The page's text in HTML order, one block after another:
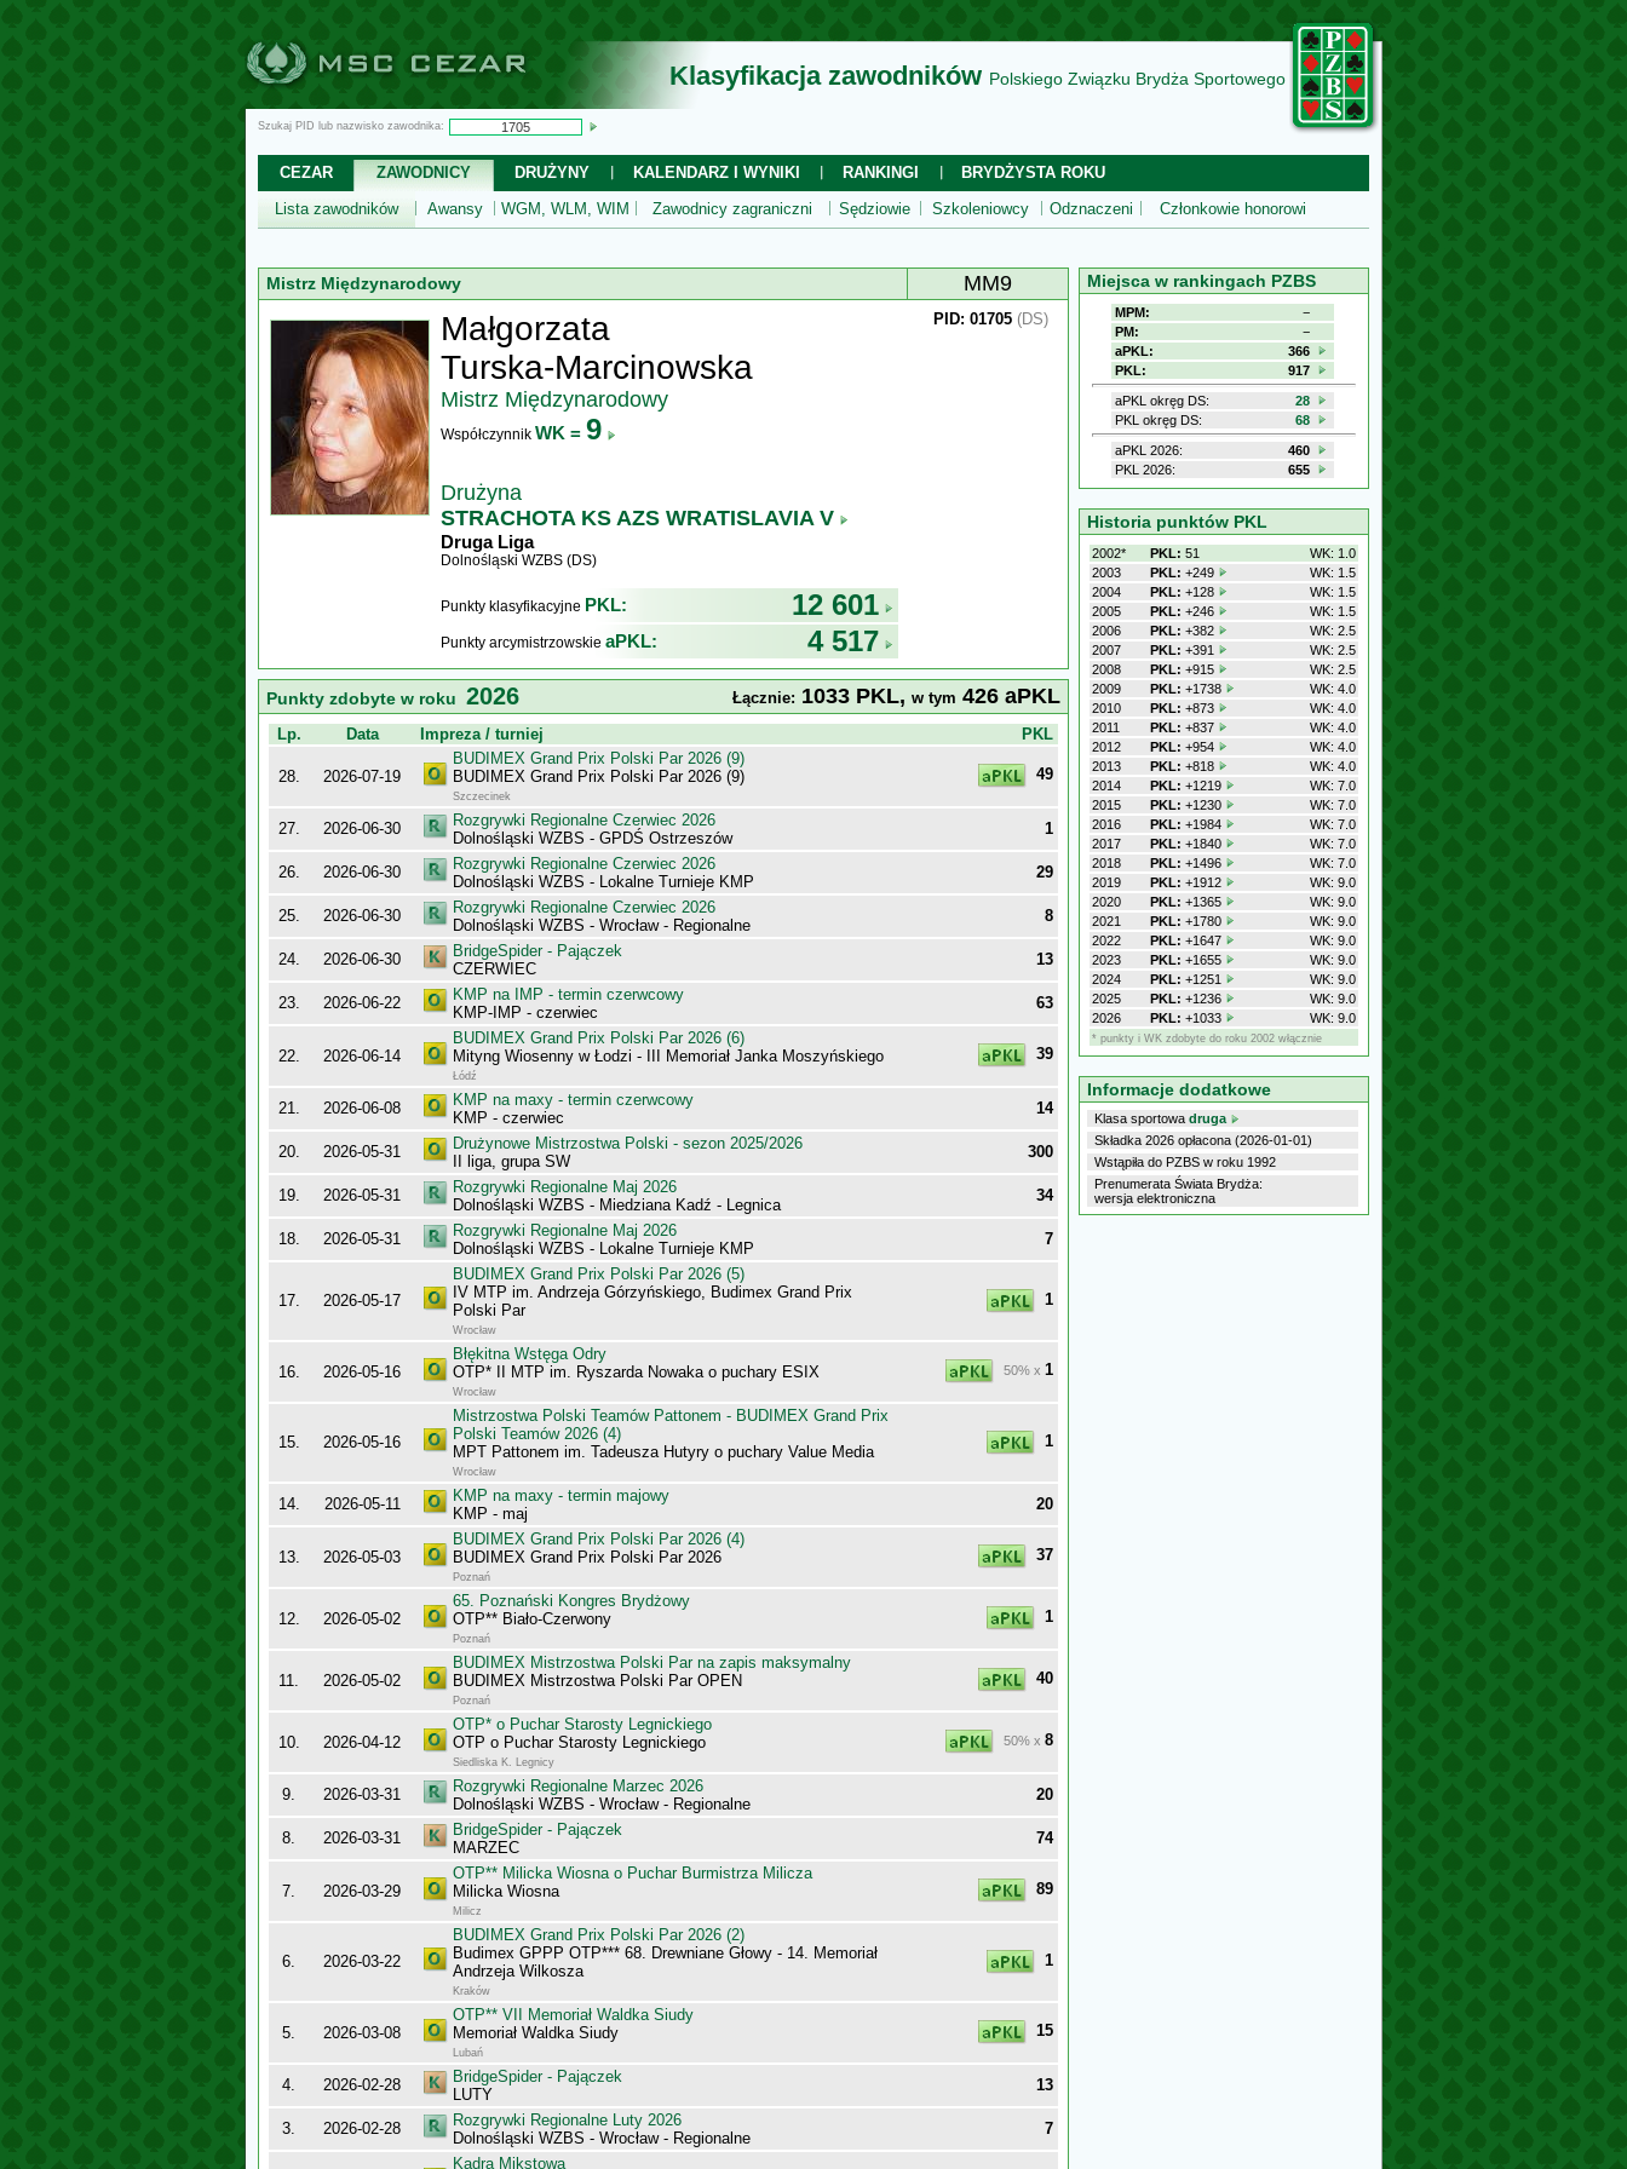
Klasyfikacja zawodników Polskiego Związku Brydża Sportowego
Szukaj PID lub nazwisko zawodnika:
CEZAR ZAWODNICY DRUŻYNY KALENDARZ I WYNIKI RANKINGI
BRYDŻYSTA ROKU
Lista zawodników
Awansy WGM, WLM, WIM Zawodnicy zagraniczni Sędziowie Szkoleniowcy Odznaczeni Członkowie honorowi
Mistrz Międzynarodowy MM9
Małgorzata
Turska-Marcinowska
Mistrz Międzynarodowy
Współczynnik WK = 9
Drużyna
STRACHOTA KS AZS WRATISLAVIA V
Druga Liga
Dolnośląski WZBS (DS)
Punkty klasyfikacyjne PKL: 12 601
Punkty arcymistrzowskie aPKL: 4 517
PID: 01705 (DS)
Punkty zdobyte w roku 2026 Łącznie: 1033 PKL, w tym 426 aPKL
Lp. Data Impreza / turniej PKL
28. 2026-07-19
BUDIMEX Grand Prix Polski Par 2026 (9)
BUDIMEX Grand Prix Polski Par 2026 (9)
Szczecinek
49
27. 2026-06-30
Rozgrywki Regionalne Czerwiec 2026
Dolnośląski WZBS - GPDŚ Ostrzeszów
1
26. 2026-06-30
Rozgrywki Regionalne Czerwiec 2026
Dolnośląski WZBS - Lokalne Turnieje KMP
29
25. 2026-06-30
Rozgrywki Regionalne Czerwiec 2026
Dolnośląski WZBS - Wrocław - Regionalne
8
24. 2026-06-30
BridgeSpider - Pajączek
CZERWIEC
13
23. 2026-06-22
KMP na IMP - termin czerwcowy
KMP-IMP - czerwiec
63
22. 2026-06-14
BUDIMEX Grand Prix Polski Par 2026 (6)
Mityng Wiosenny w Łodzi - III Memoriał Janka Moszyńskiego
Łódź
39
21. 2026-06-08
KMP na maxy - termin czerwcowy
KMP - czerwiec
14
20. 2026-05-31
Drużynowe Mistrzostwa Polski - sezon 2025/2026
II liga, grupa SW
300
19. 2026-05-31
Rozgrywki Regionalne Maj 2026
Dolnośląski WZBS - Miedziana Kadź - Legnica
34
18. 2026-05-31
Rozgrywki Regionalne Maj 2026
Dolnośląski WZBS - Lokalne Turnieje KMP
7
17. 2026-05-17
BUDIMEX Grand Prix Polski Par 2026 (5)
IV MTP im. Andrzeja Górzyńskiego, Budimex Grand Prix
Polski Par
Wrocław
1
16. 2026-05-16
Błękitna Wstęga Odry
OTP* II MTP im. Ryszarda Nowaka o puchary ESIX
Wrocław
50% x 1
15. 2026-05-16
Mistrzostwa Polski Teamów Pattonem - BUDIMEX Grand Prix
Polski Teamów 2026 (4)
MPT Pattonem im. Tadeusza Hutyry o puchary Value Media
Wrocław
1
14. 2026-05-11
KMP na maxy - termin majowy
KMP - maj
20
13. 2026-05-03
BUDIMEX Grand Prix Polski Par 2026 (4)
BUDIMEX Grand Prix Polski Par 2026
Poznań
37
12. 2026-05-02
65. Poznański Kongres Brydżowy
OTP** Biało-Czerwony
Poznań
1
11. 2026-05-02
BUDIMEX Mistrzostwa Polski Par na zapis maksymalny
BUDIMEX Mistrzostwa Polski Par OPEN
Poznań
40
10. 2026-04-12
OTP* o Puchar Starosty Legnickiego
OTP o Puchar Starosty Legnickiego
Siedliska K. Legnicy
50% x 8
9. 2026-03-31
Rozgrywki Regionalne Marzec 2026
Dolnośląski WZBS - Wrocław - Regionalne
20
8. 2026-03-31
BridgeSpider - Pajączek
MARZEC
74
7. 2026-03-29
OTP** Milicka Wiosna o Puchar Burmistrza Milicza
Milicka Wiosna
Milicz
89
6. 2026-03-22
BUDIMEX Grand Prix Polski Par 2026 (2)
Budimex GPPP OTP*** 68. Drewniane Głowy - 14. Memoriał
Andrzeja Wilkosza
Kraków
1
5. 2026-03-08
OTP** VII Memoriał Waldka Siudy
Memoriał Waldka Siudy
Lubań
15
4. 2026-02-28
BridgeSpider - Pajączek
LUTY
13
3. 2026-02-28
Rozgrywki Regionalne Luty 2026
Dolnośląski WZBS - Wrocław - Regionalne
7
Kadra Mikstowa
Miejsca w rankingach PZBS
MPM:
−
PM:
−
aPKL:
366
PKL:
917
aPKL okręg DS:
28
PKL okręg DS:
68
aPKL 2026:
460
PKL 2026:
655
Historia punktów PKL
2002* PKL: 51
WK: 1.0
2003
PKL: +249
WK: 1.5
2004
PKL: +128
WK: 1.5
2005
PKL: +246
WK: 1.5
2006
PKL: +382
WK: 2.5
2007
PKL: +391
WK: 2.5
2008
PKL: +915
WK: 2.5
2009
PKL: +1738
WK: 4.0
2010
PKL: +873
WK: 4.0
2011
PKL: +837
WK: 4.0
2012
PKL: +954
WK: 4.0
2013
PKL: +818
WK: 4.0
2014
PKL: +1219
WK: 7.0
2015
PKL: +1230
WK: 7.0
2016
PKL: +1984
WK: 7.0
2017
PKL: +1840
WK: 7.0
2018
PKL: +1496
WK: 7.0
2019
PKL: +1912
WK: 9.0
2020
PKL: +1365
WK: 9.0
2021
PKL: +1780
WK: 9.0
2022
PKL: +1647
WK: 9.0
2023
PKL: +1655
WK: 9.0
2024
PKL: +1251
WK: 9.0
2025
PKL: +1236
WK: 9.0
2026
PKL: +1033 WK: 9.0
* punkty i WK zdobyte do roku 2002 włącznie
Informacje dodatkowe
Klasa sportowa druga
Składka 2026 opłacona (2026-01-01)
Wstąpiła do PZBS w roku 1992
Prenumerata Świata Brydża:
wersja elektroniczna